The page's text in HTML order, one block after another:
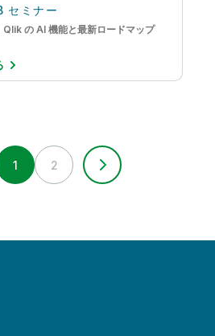
セミナー
の AI 機能と最新ロードマップ
1 2